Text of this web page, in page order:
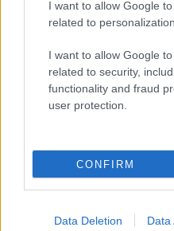
I want to allow Google
related to personalization.
I want to allow Google
related to security,
functionality and fraud
user protection.
CONFIRM
Data Deletion Data